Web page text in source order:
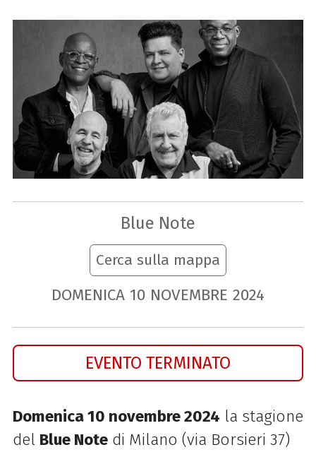
Blue Note
Cerca sulla mappa
DOMENICA 10 NOVEMBRE 2024
EVENTO TERMINATO
Domenica 10 novembre 2024 la stagione
del Blue Note di Milano (via Borsieri 37)